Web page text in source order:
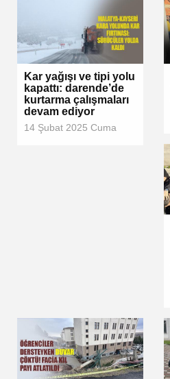
Kar yağışı ve tipi yolu
kapattı: darende’de
kurtarma çalışmaları
devam ediyor
14 Şubat 2025 Cuma